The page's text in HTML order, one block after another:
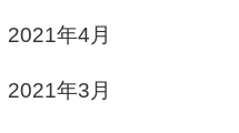
2021年4月
2021年3月